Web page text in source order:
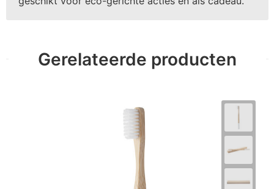
Gerelateerde producten